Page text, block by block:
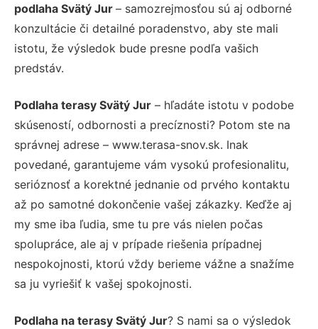
podlaha Svätý Jur – samozrejmosťou sú aj odborné
konzultácie či detailné poradenstvo, aby ste mali
istotu, že výsledok bude presne podľa vašich
predstáv.
Podlaha terasy Svätý Jur – hľadáte istotu v podobe
skúseností, odbornosti a precíznosti? Potom ste na
správnej adrese – www.terasa-snov.sk. Inak
povedané, garantujeme vám vysokú profesionalitu,
serióznosť a korektné jednanie od prvého kontaktu
až po samotné dokončenie vašej zákazky. Keďže aj
my sme iba ľudia, sme tu pre vás nielen počas
spolupráce, ale aj v prípade riešenia prípadnej
nespokojnosti, ktorú vždy berieme vážne a snažíme
sa ju vyriešiť k vašej spokojnosti.
Podlaha na terasy Svätý Jur? S nami sa o výsledok